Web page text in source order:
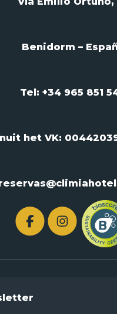
Benidorm –
Tel: +34 965 851
het VK: